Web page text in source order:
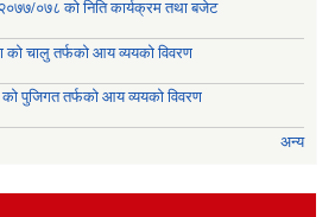
०७८ को निति कार्यक्रम तथा बजेट
को चालु तर्फको आय व्ययको विवरण
पुजिगत तर्फको आय व्ययको विवरण
अन्य